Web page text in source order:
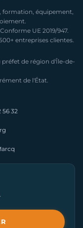
équipement,
UE 2019/947.
entreprises clientes.
préfet de région d'Île-de-
de l'État.
56 32